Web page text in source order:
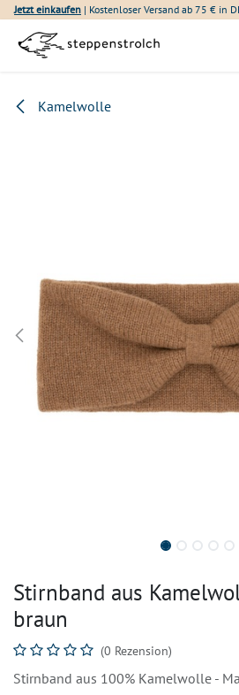
Zum Inhalt springen
Jetzt einkaufen | Kostenloser Versand ab 75 € in
Kamelwolle
Stirnband aus
braun
(0 Rezension)
Stirnband aus 100% Kamelwolle -